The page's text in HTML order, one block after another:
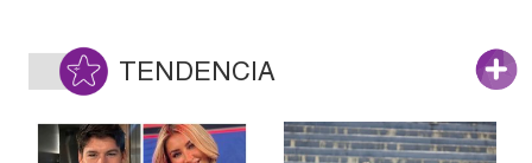
TENDENCIA